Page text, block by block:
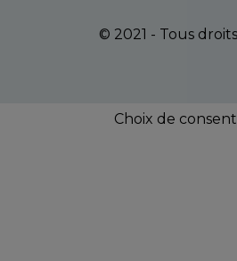
© 2021 - Tous
Choix de